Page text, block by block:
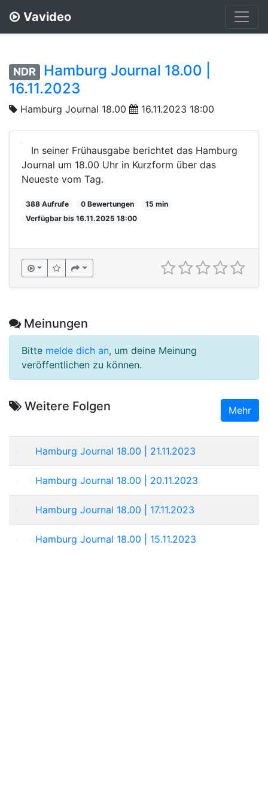
Vavideo
NDR
Hamburg Journal 18.00 |
16.11.2023
Hamburg Journal 18.00 16.11.2023 18:00
In seiner Frühausgabe berichtet das Hamburg
Journal um 18.00 Uhr in Kurzform über das
Neueste vom Tag.
388 Aufrufe 0 Bewertungen
15 min
Verfügbar bis 16.11.2025 18:00
Meinungen
Bitte melde dich an, um deine Meinung
veröffentlichen zu können.
Weitere Folgen Mehr
Hamburg Journal 18.00 | 21.11.2023
Hamburg Journal 18.00 | 20.11.2023
Hamburg Journal 18.00 | 17.11.2023
Hamburg Journal 18.00 | 15.11.2023